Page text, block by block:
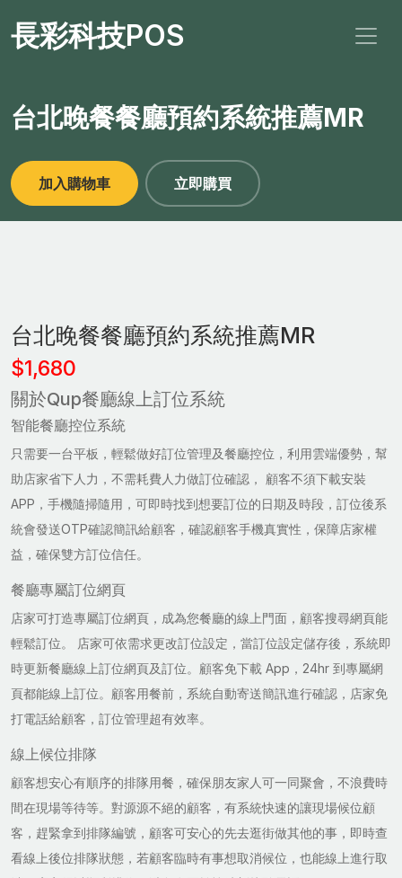
長彩科技POS
台北晚餐餐廳預約系統推薦MR
加入購物車 立即購買
台北晚餐餐廳預約系統推薦MR
$1,680
關於Qup餐廳線上訂位系統
智能餐廳控位系統
只需要一台平板，輕鬆做好訂位管理及餐廳控位，利用雲端優勢，幫
助店家省下人力，不需耗費人力做訂位確認， 顧客不須下載安裝
APP，手機隨掃隨用，可即時找到想要訂位的日期及時段，訂位後系
統會發送OTP確認簡訊給顧客，確認顧客手機真實性，保障店家權
益，確保雙方訂位信任。
餐廳專屬訂位網頁
店家可打造專屬訂位網頁，成為您餐廳的線上門面，顧客搜尋網頁能
輕鬆訂位。 店家可依需求更改訂位設定，當訂位設定儲存後，系統即
時更新餐廳線上訂位網頁及訂位。顧客免下載 App，24hr 到專屬網
頁都能線上訂位。顧客用餐前，系統自動寄送簡訊進行確認，店家免
打電話給顧客，訂位管理超有效率。
線上候位排隊
顧客想安心有順序的排隊用餐，確保朋友家人可一同聚會，不浪費時
間在現場等待等。對源源不絕的顧客，有系統快速的讓現場候位顧
客，趕緊拿到排隊編號，顧客可安心的先去逛街做其他的事，即時查
看線上後位排隊狀態，若顧客臨時有事想取消候位，也能線上進行取